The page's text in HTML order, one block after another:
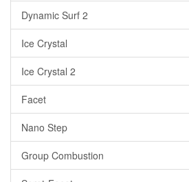
Dynamic Surf 2
Ice Crystal
Ice Crystal 2
Facet
Nano Step
Group Combustion